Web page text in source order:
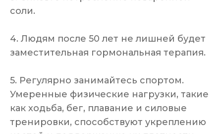
соли.
4. Людям после 50 лет не лишней будет
заместительная гормональная терапия.
5. Регулярно занимайтесь спортом.
Умеренные физические нагрузки, такие
как ходьба, бег, плавание и силовые
тренировки, способствуют укреплению